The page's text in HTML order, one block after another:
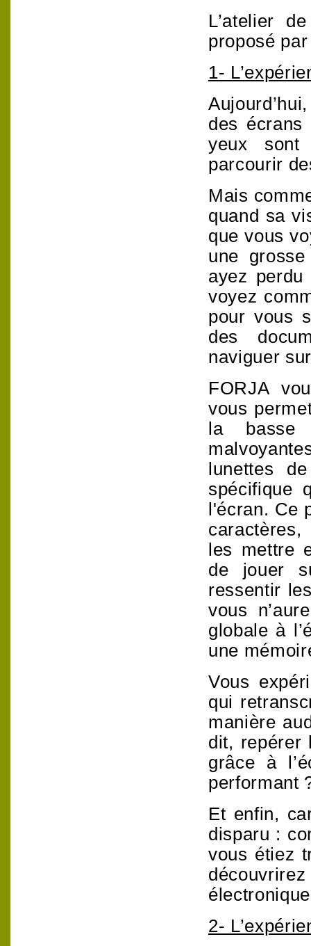
L’atelier
proposé
1-
des
yeux sont
parcourir
Mais
quand sa
que vous
une
ayez
voyez
pour vous
des
naviguer
FORJA
vous
la basse
lunettes
spécifique
l'écran. Ce
les mettre
de jouer
ressentir
vous
globale à
une
Vous
qui
manière
dit, repérer
grâce à
performant
Et enfin,
disparu :
vous étiez
2-